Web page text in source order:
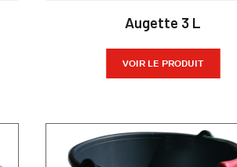
Augette 3 L
VOIR LE PRODUIT